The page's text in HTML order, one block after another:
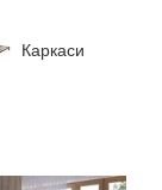
Каркаси